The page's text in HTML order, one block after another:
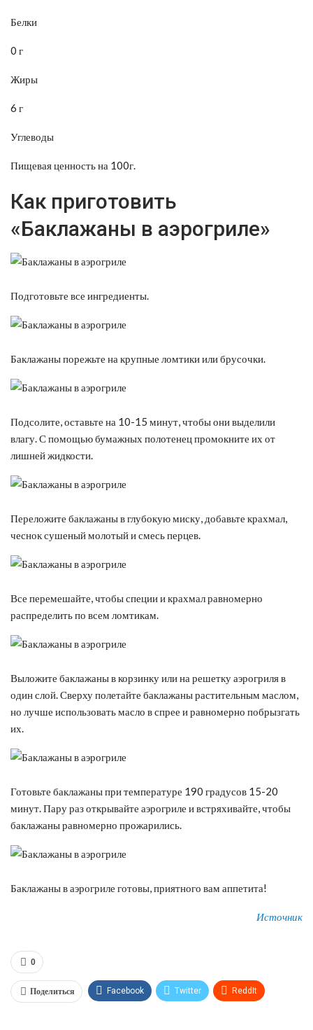
Белки
0 г
Жиры
6 г
Углеводы
Пищевая ценность на 100г.
Как приготовить
«Баклажаны в аэрогриле»
Подготовьте все ингредиенты.
Баклажаны порежьте на крупные ломтики или брусочки.
Подсолите, оставьте на 10-15 минут, чтобы они выделили
влагу. С помощью бумажных полотенец промокните их от
лишней жидкости.
Переложите баклажаны в глубокую миску, добавьте крахмал,
чеснок сушеный молотый и смесь перцев.
Все перемешайте, чтобы специи и крахмал равномерно
распределить по всем ломтикам.
Выложите баклажаны в корзинку или на решетку аэрогриля в
один слой. Сверху полетайте баклажаны растительным маслом,
но лучше использовать масло в спрее и равномерно побрызгать
их.
Готовьте баклажаны при температуре 190 градусов 15-20
минут. Пару раз открывайте аэрогриле и встряхивайте, чтобы
баклажаны равномерно прожарились.
Баклажаны в аэрогриле готовы, приятного вам аппетита!
Источник
0
Поделиться Facebook Twitter ReddIt